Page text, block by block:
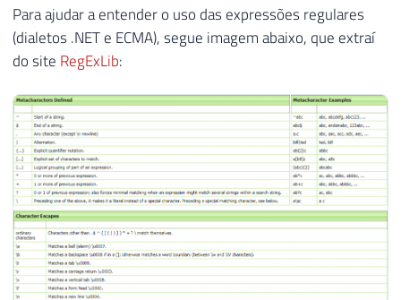
Para ajudar a entender o uso das expressões regulares
(dialetos .NET e ECMA), segue imagem abaixo, que extraí
do site RegExLib: